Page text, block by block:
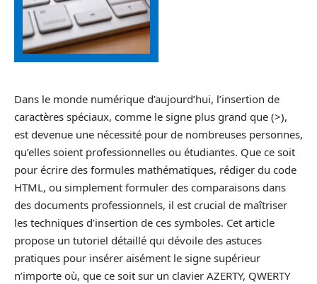
Dans le monde numérique d’aujourd’hui, l’insertion de
caractères spéciaux, comme le signe plus grand que (>),
est devenue une nécessité pour de nombreuses personnes,
qu’elles soient professionnelles ou étudiantes. Que ce soit
pour écrire des formules mathématiques, rédiger du code
HTML, ou simplement formuler des comparaisons dans
des documents professionnels, il est crucial de maîtriser
les techniques d’insertion de ces symboles. Cet article
propose un tutoriel détaillé qui dévoile des astuces
pratiques pour insérer aisément le signe supérieur
n’importe où, que ce soit sur un clavier AZERTY, QWERTY